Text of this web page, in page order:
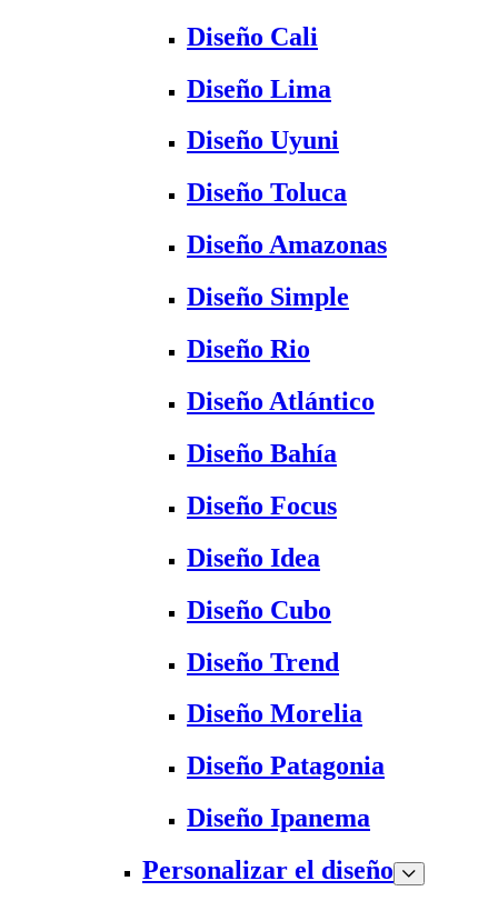
Diseño Cali
Diseño Lima
Diseño Uyuni
Diseño Toluca
Diseño Amazonas
Diseño Simple
Diseño Rio
Diseño Atlántico
Diseño Bahía
Diseño Focus
Diseño Idea
Diseño Cubo
Diseño Trend
Diseño Morelia
Diseño Patagonia
Diseño Ipanema
Personalizar el diseño